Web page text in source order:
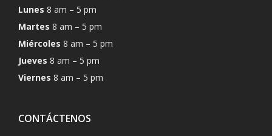
Lunes 8 am – 5 pm
Martes 8 am – 5 pm
Miércoles 8 am – 5 pm
Jueves 8 am – 5 pm
Viernes 8 am – 5 pm
CONTÁCTENOS